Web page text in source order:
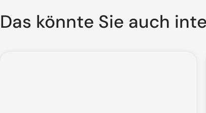
Das könnte Sie auch